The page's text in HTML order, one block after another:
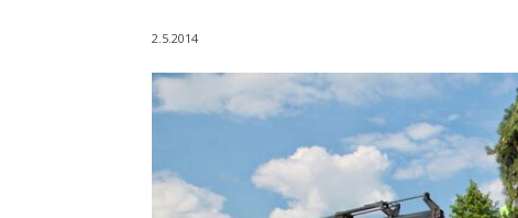
2.5.2014